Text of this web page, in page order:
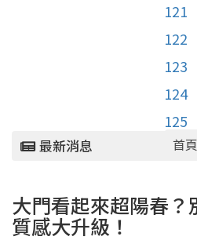
121
122
123
124
125
最新消息 首頁
大門看起來超陽春
質感大升級！